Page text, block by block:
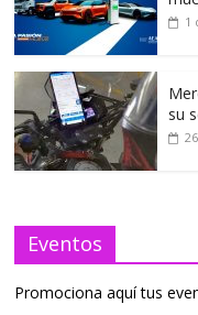
1
su
Eventos
Promociona aquí tus